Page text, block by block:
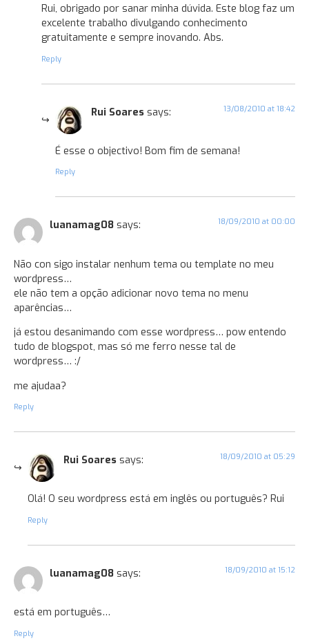
Rui, obrigado por sanar minha dúvida. Este blog faz um
excelente trabalho divulgando conhecimento
gratuitamente e sempre inovando. Abs.
Reply
Rui Soares says: 13/08/2010 at 18:42
É esse o objectivo! Bom fim de semana!
Reply
luanamag08 says: 18/09/2010 at 00:00
Não con sigo instalar nenhum tema ou template no meu
wordpress…
ele não tem a opção adicionar novo tema no menu
aparências…
já estou desanimando com esse wordpress… pow entendo
tudo de blogspot, mas só me ferro nesse tal de
wordpress… :/
me ajudaa?
Reply
Rui Soares says: 18/09/2010 at 05:29
Olá! O seu wordpress está em inglês ou português? Rui
Reply
luanamag08 says: 18/09/2010 at 15:12
está em português…
Reply